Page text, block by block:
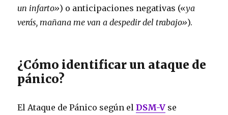
un infarto») o anticipaciones negativas («ya
verás, mañana me van a despedir del trabajo»).
¿Cómo identificar un ataque de
pánico?
El Ataque de Pánico según elDSM-V se